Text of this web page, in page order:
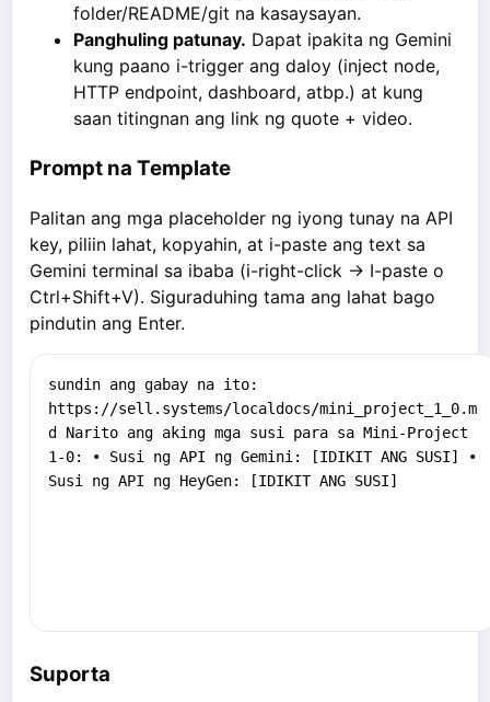
folder/README/git na kasaysayan.
Panghuling patunay. Dapat ipakita ng Gemini
kung paano i-trigger ang daloy (inject node,
HTTP endpoint, dashboard, atbp.) at kung
saan titingnan ang link ng quote + video.
Prompt na Template
Palitan ang mga placeholder ng iyong tunay na API
key, piliin lahat, kopyahin, at i-paste ang text sa
Gemini terminal sa ibaba (i-right-click -> I-paste o
Ctrl+Shift+V). Siguraduhing tama ang lahat bago
pindutin ang Enter.
Suporta